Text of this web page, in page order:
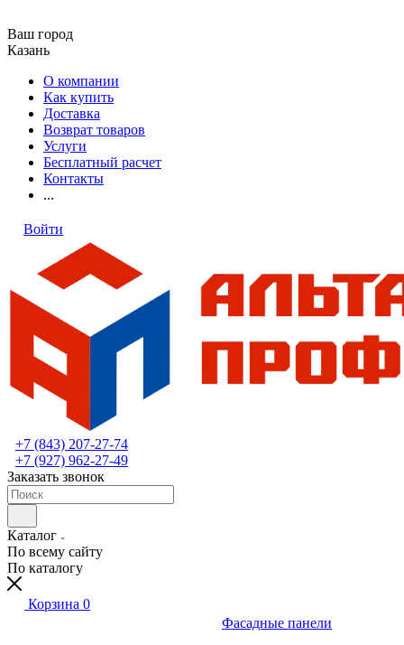
Ваш город
Казань
О компании
Как купить
Доставка
Возврат товаров
Услуги
Бесплатный расчет
Контакты
...
Войти
+7 (843) 207-27-74
+7 (927) 962-27-49
Заказать звонок
Каталог
По всему сайту
По каталогу
Корзина 0
Фасадные панели